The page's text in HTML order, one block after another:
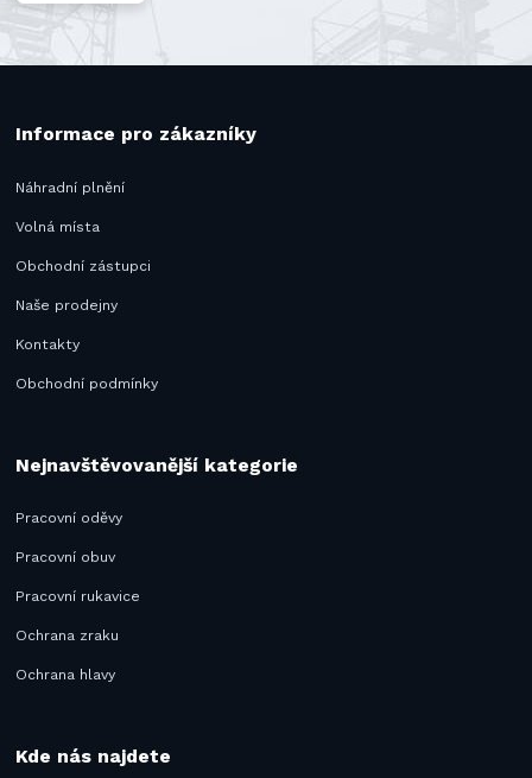
Informace pro zákazníky
Náhradní plnění
Volná místa
Obchodní zástupci
Naše prodejny
Kontakty
Obchodní podmínky
Nejnavštěvovanější kategorie
Pracovní oděvy
Pracovní obuv
Pracovní rukavice
Ochrana zraku
Ochrana hlavy
Kde nás najdete